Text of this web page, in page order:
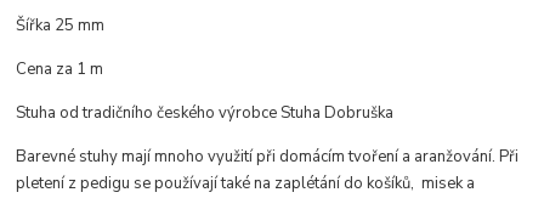
Šířka 25 mm
Cena za 1 m
Stuha od tradičního českého výrobce Stuha Dobruška
Barevné stuhy mají mnoho využití při domácím tvoření a aranžování. Při
pletení z pedigu se používají také na zaplétání do košíků, misek a